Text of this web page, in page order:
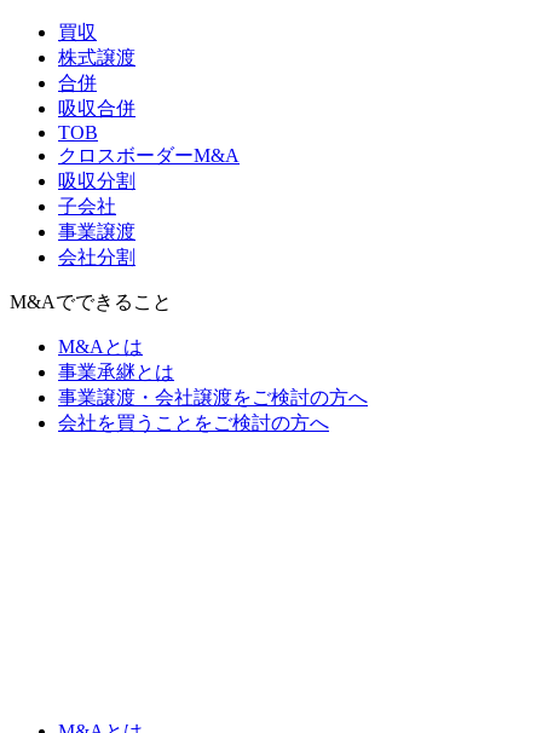
買収
株式譲渡
合併
吸収合併
TOB
クロスボーダーM&A
吸収分割
子会社
事業譲渡
会社分割
M&Aでできること
M&Aとは
事業承継とは
事業譲渡・会社譲渡をご検討の方へ
会社を買うことをご検討の方へ